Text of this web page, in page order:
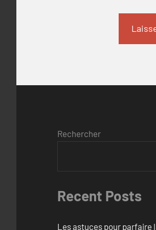
Rechercher
Recent Posts
Les astuces pour parfaire